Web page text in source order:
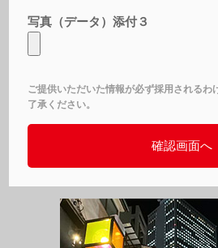
写真（データ）添付３
ご提供いただいた情報が必ず採用されるわ
了承ください。